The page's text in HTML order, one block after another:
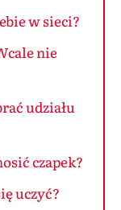
w sieci?
nie
udziału
czapek?
uczyć?